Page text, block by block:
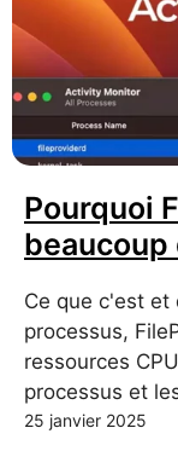
Pourquoi
beaucoup
Ce que c'est et
processus,
ressources
processus et
25 janvier 2025